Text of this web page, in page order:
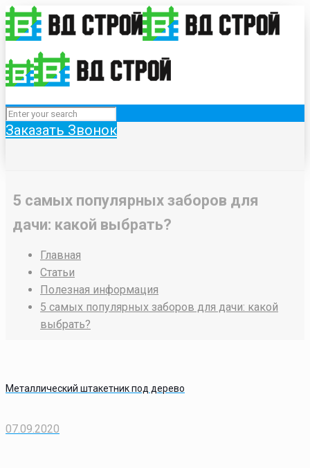
Заказать Звонок
5 самых популярных заборов для
дачи: какой выбрать?
Главная
Статьи
Полезная информация
5 самых популярных заборов для дачи: какой
выбрать?
Металлический штакетник под дерево
07.09.2020